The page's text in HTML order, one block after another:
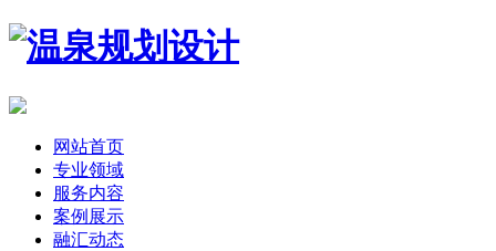
网站首页
专业领域
服务内容
案例展示
融汇动态